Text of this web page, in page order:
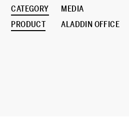
CATEGORY
MEDIA
PRODUCT
ALADDIN OFFICE